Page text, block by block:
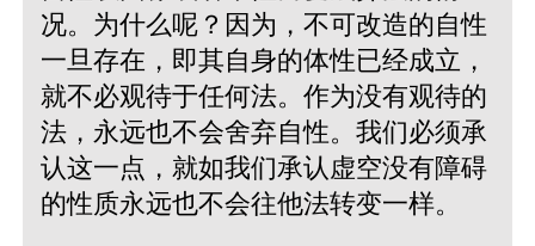
况。为什么呢？因为，不可改造的自性
一旦存在，即其自身的体性已经成立，
就不必观待于任何法。作为没有观待的
法，永远也不会舍弃自性。我们必须承
认这一点，就如我们承认虚空没有障碍
的性质永远也不会往他法转变一样。